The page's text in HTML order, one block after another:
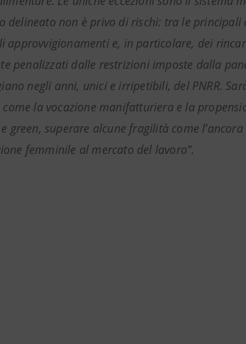
delineato non è privo di rischi: tra le
approvvigionamenti e, in particolare, dei
penalizzati dalle restrizioni imposte dalla
negli anni, unici e irripetibili, del PNRR.
la vocazione manifatturiera e la
green, superare alcune fragilità come
femminile al mercato del lavoro”.